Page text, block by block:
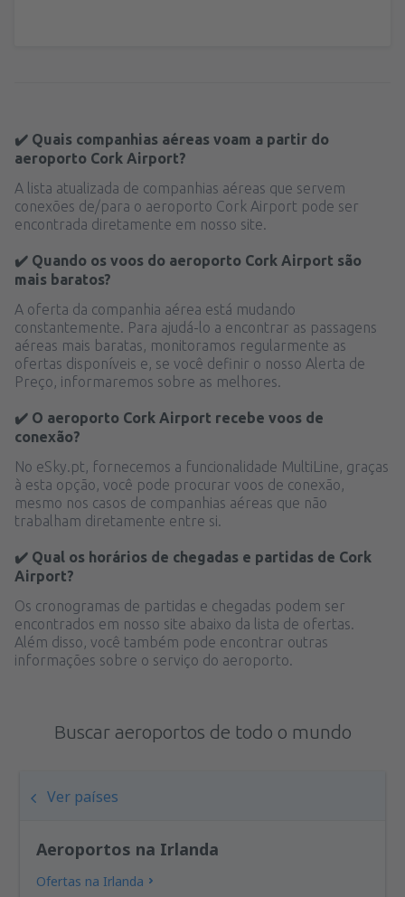
✔️ Quais companhias aéreas voam a partir do
aeroporto Cork Airport?
A lista atualizada de companhias aéreas que servem
conexões de/para o aeroporto Cork Airport pode ser
encontrada diretamente em nosso site.
✔️ Quando os voos do aeroporto Cork Airport são
mais baratos?
A oferta da companhia aérea está mudando
constantemente. Para ajudá-lo a encontrar as passagens
aéreas mais baratas, monitoramos regularmente as
ofertas disponíveis e, se você definir o nosso Alerta de
Preço, informaremos sobre as melhores.
✔️ O aeroporto Cork Airport recebe voos de
conexão?
No eSky.pt, fornecemos a funcionalidade MultiLine, graças
à esta opção, você pode procurar voos de conexão,
mesmo nos casos de companhias aéreas que não
trabalham diretamente entre si.
✔️ Qual os horários de chegadas e partidas de Cork
Airport?
Os cronogramas de partidas e chegadas podem ser
encontrados em nosso site abaixo da lista de ofertas.
Além disso, você também pode encontrar outras
informações sobre o serviço do aeroporto.
Buscar aeroportos de todo o mundo
Ver países
Aeroportos na Irlanda
Ofertas na Irlanda